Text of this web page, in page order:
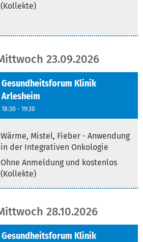
(Kollekte)
23.09.2026
Gesundheitsforum Klinik
Arlesheim
18:30 - 19:30
Wärme, Mistel, Fieber - Anwendung
in der Integrativen Onkologie
Ohne Anmeldung und kostenlos
(Kollekte)
28.10.2026
Gesundheitsforum Klinik